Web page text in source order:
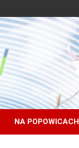
NA POPOWICACH